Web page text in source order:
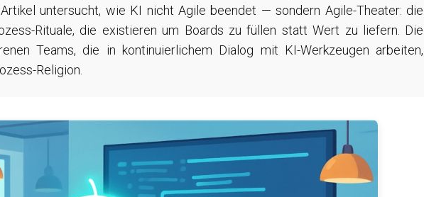
untersucht, wie KI nicht Agile beendet — sondern Agile-Theater: die
Rituale, die existieren um Boards zu füllen statt Wert zu liefern. Die
Teams, die in kontinuierlichem Dialog mit KI-Werkzeugen arbeiten,
Religion.